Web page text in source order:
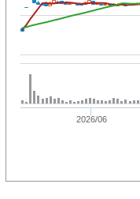
2026/06